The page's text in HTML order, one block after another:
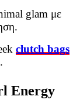
glam με
clutch bags
.
Energy